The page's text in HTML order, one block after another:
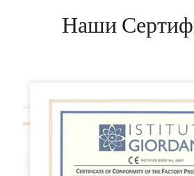
Наши